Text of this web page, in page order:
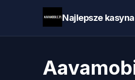
Najlepsze